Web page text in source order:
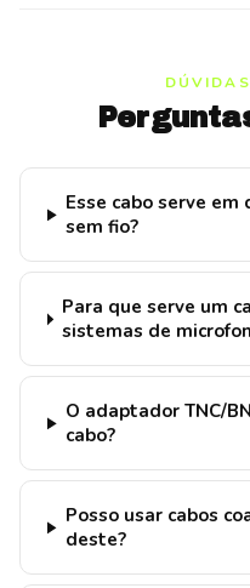
Esse cabo serve
sem fio?
Para que serve um
sistemas de
O adaptador TNC/
cabo?
Posso usar cabos
deste?